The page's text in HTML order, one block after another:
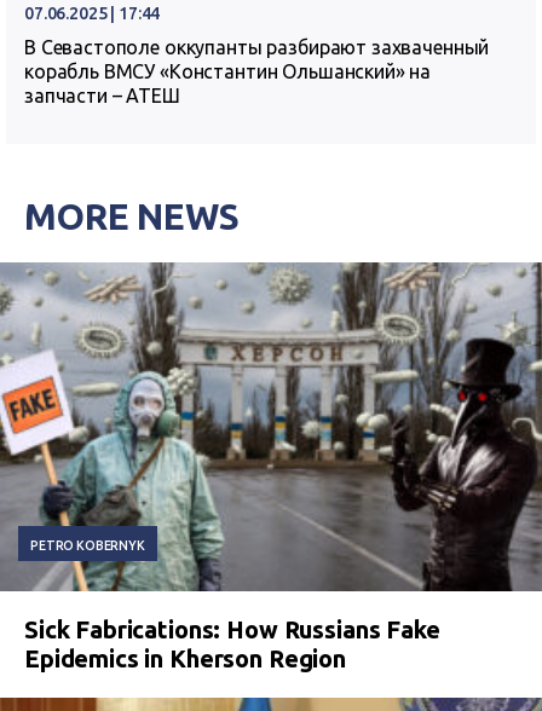
07.06.2025 | 17:44
В Севастополе оккупанты разбирают захваченный
корабль ВМСУ «Константин Ольшанский» на
запчасти – АТЕШ
MORE NEWS
PETRO KOBERNYK
Sick Fabrications: How Russians Fake
Epidemics in Kherson Region